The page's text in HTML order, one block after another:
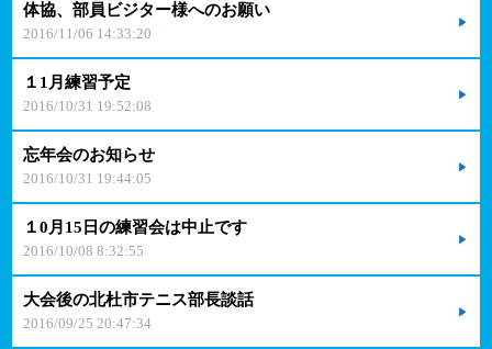
体協、部員ビジター様へのお願い
2016/11/06 14:33:20
１1月練習予定
2016/10/31 19:52:08
忘年会のお知らせ
2016/10/31 19:44:05
１0月15日の練習会は中止です
2016/10/08 8:32:55
大会後の北杜市テニス部長談話
2016/09/25 20:47:34